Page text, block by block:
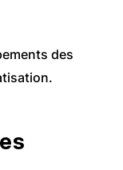
des